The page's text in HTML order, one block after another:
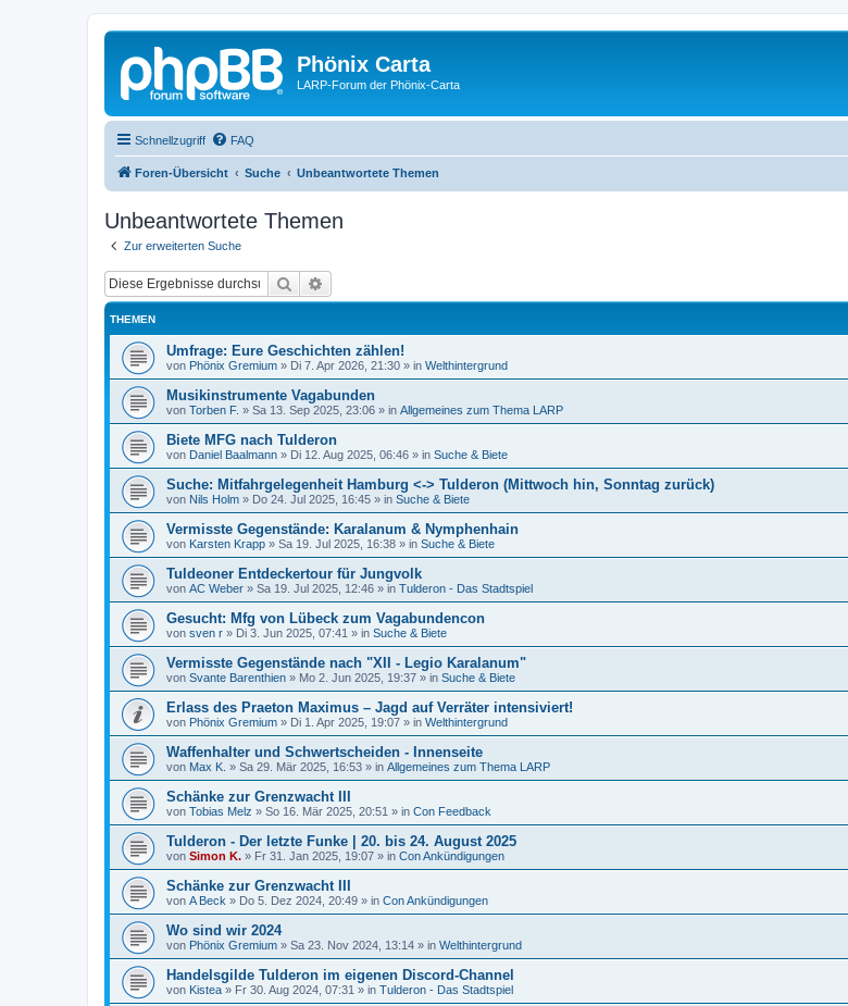
Phönix Carta
LARP-Forum der Phönix-Carta
Schnellzugriff FAQ
Foren-Übersicht Suche Unbeantwortete Themen
Unbeantwortete Themen
Zur erweiterten Suche
Suche
THEMEN
Umfrage: Eure Geschichten zählen!
von Phönix Gremium » Di 7. Apr 2026, 21:30 » in Welthintergrund
Musikinstrumente Vagabunden
von Torben F. » Sa 13. Sep 2025, 23:06 » in Allgemeines zum Thema LARP
Biete MFG nach Tulderon
von Daniel Baalmann » Di 12. Aug 2025, 06:46 » in Suche & Biete
Suche: Mitfahrgelegenheit Hamburg <-> Tulderon (Mittwoch hin, Sonntag zurück)
von Nils Holm » Do 24. Jul 2025, 16:45 » in Suche & Biete
Vermisste Gegenstände: Karalanum & Nymphenhain
von Karsten Krapp » Sa 19. Jul 2025, 16:38 » in Suche & Biete
Tuldeoner Entdeckertour für Jungvolk
von AC Weber » Sa 19. Jul 2025, 12:46 » in Tulderon - Das Stadtspiel
Gesucht: Mfg von Lübeck zum Vagabundencon
von sven r » Di 3. Jun 2025, 07:41 » in Suche & Biete
Vermisste Gegenstände nach "XII - Legio Karalanum"
von Svante Barenthien » Mo 2. Jun 2025, 19:37 » in Suche & Biete
Erlass des Praeton Maximus – Jagd auf Verräter intensiviert!
von Phönix Gremium » Di 1. Apr 2025, 19:07 » in Welthintergrund
Waffenhalter und Schwertscheiden - Innenseite
von Max K. » Sa 29. Mär 2025, 16:53 » in Allgemeines zum Thema LARP
Schänke zur Grenzwacht III
von Tobias Melz » So 16. Mär 2025, 20:51 » in Con Feedback
Tulderon - Der letzte Funke | 20. bis 24. August 2025
von Simon K. » Fr 31. Jan 2025, 19:07 » in Con Ankündigungen
Schänke zur Grenzwacht III
von A Beck » Do 5. Dez 2024, 20:49 » in Con Ankündigungen
Wo sind wir 2024
von Phönix Gremium » Sa 23. Nov 2024, 13:14 » in Welthintergrund
Handelsgilde Tulderon im eigenen Discord-Channel
von Kistea » Fr 30. Aug 2024, 07:31 » in Tulderon - Das Stadtspiel